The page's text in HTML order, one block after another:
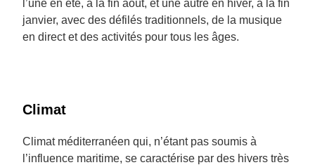
l’une en été, à la fin août, et une autre en hiver, à la fin
janvier, avec des défilés traditionnels, de la musique
en direct et des activités pour tous les âges.
Climat
Climat méditerranéen qui, n’étant pas soumis à
l’influence maritime, se caractérise par des hivers très